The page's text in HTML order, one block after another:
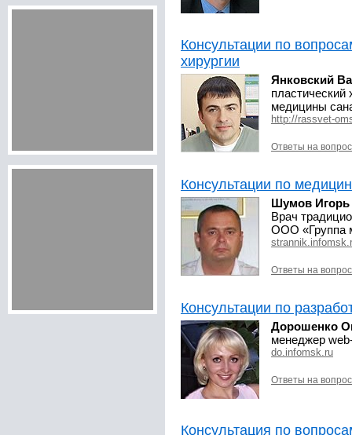
Консультации по
хирургии
Янковский
пластический
медицины
http://rassvet-
Ответы на
Консультации по
Шумов
Врач
ООО «Группа
Ответы на
Консультации по
Дорошенко
менеджер
do.infomsk.ru
Ответы на
Консультация по